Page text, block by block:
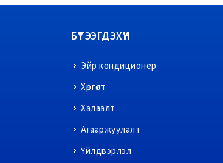
БҮТЭЭГДЭХҮҮН
Эйр кондиционер
Хөргөлт
Халаалт
Агааржуулалт
Үйлдвэрлэл